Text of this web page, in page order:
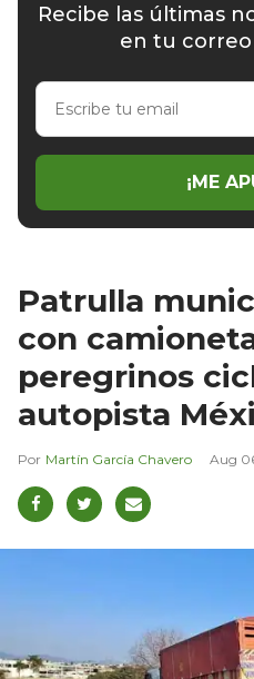
Recibe las últimas
en tu
Escribe
email
¡ME
Patrulla
con
peregrinos
autopista
Martín García Chavero Aug